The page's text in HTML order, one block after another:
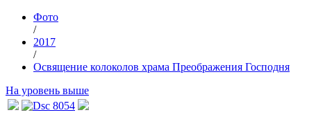
Фото
/
2017
/
Освящение колоколов храма Преображения Господня
На уровень выше